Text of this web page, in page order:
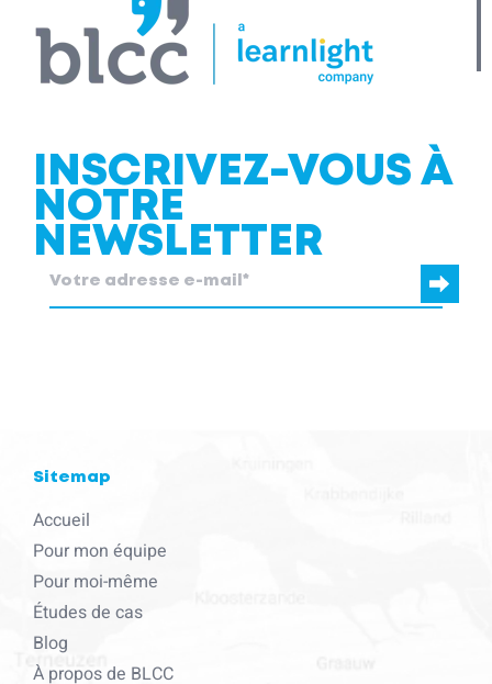
INSCRIVEZ-VOUS À
NOTRE
NEWSLETTER
Sitemap
Accueil
Pour mon équipe
Pour moi-même
Études de cas
Blog
À propos de BLCC